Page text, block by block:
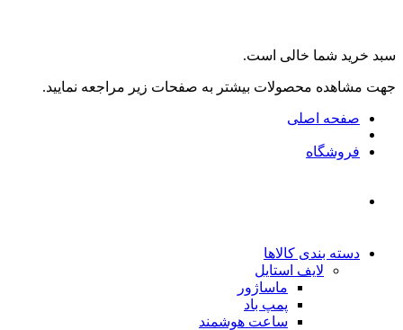
سبد خرید شما خالی است.
جهت مشاهده محصولات بیشتر به صفحات زیر مراجعه نمایید.
صفحه اصلی
فروشگاه
دسته بندی کالاها
لایف استایل
ماساژور
پمپ باد
ساعت هوشمند